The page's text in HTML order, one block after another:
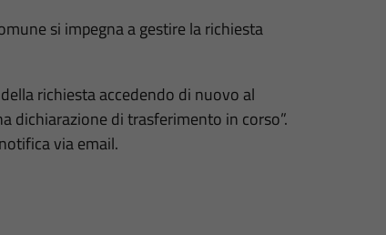
si impegna a gestire la richiesta
richiesta accedendo di nuovo al
dichiarazione di trasferimento in corso”.
via email.